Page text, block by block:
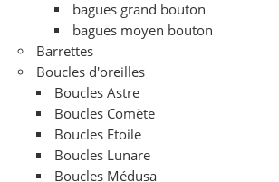
bagues grand bouton
bagues moyen bouton
Barrettes
Boucles d'oreilles
Boucles Astre
Boucles Comète
Boucles Etoile
Boucles Lunare
Boucles Médusa